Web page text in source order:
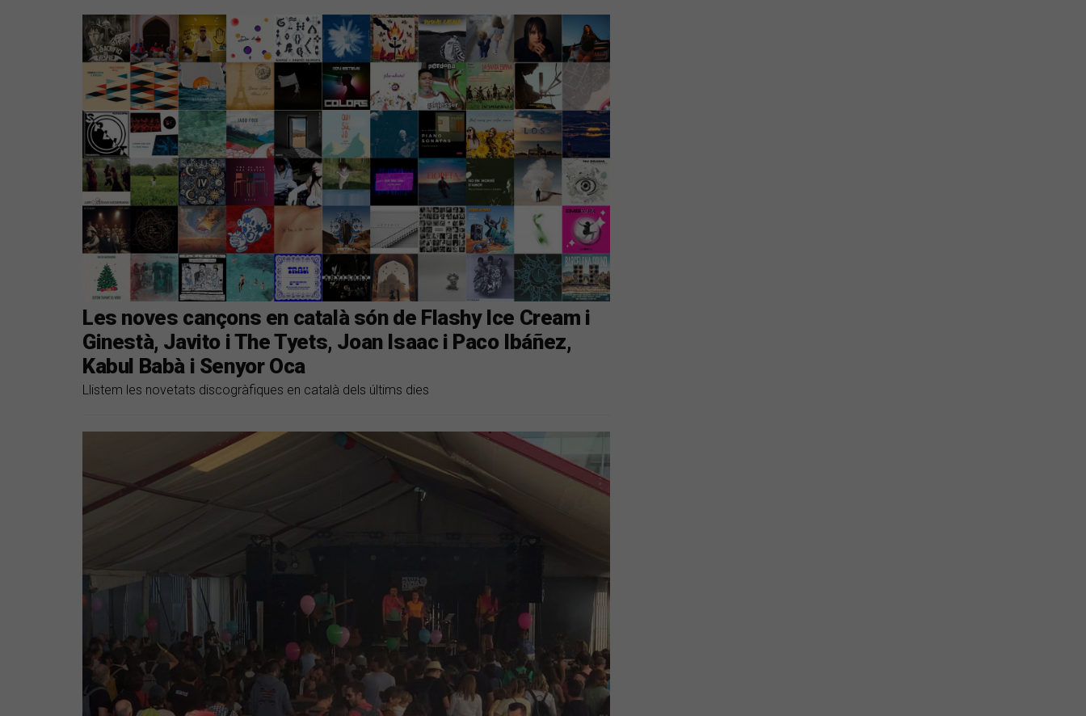
Les noves cançons en català són de Flashy Ice Cream i
Ginestà, Javito i The Tyets, Joan Isaac i Paco Ibáñez,
Kabul Babà i Senyor Oca
Llistem les novetats discogràfiques en català dels últims dies